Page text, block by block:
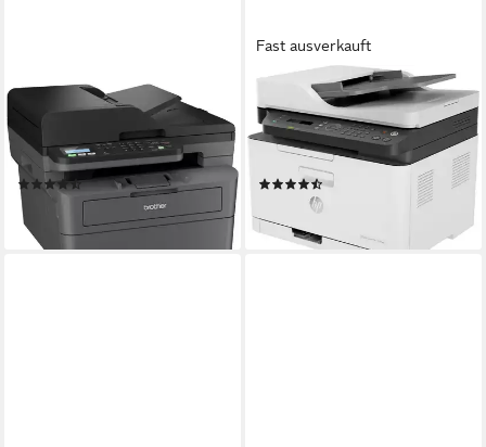
BROTHER
MFC-L2827DW
Multifunktionsgerät für Büros.
Multifunktionsdrucker
(6)
ab 312,90 €
leider ausverkauft
Fast ausverkauft
Color Laser MFP 179fwg
Farblaserdrucker, (WLAN (Wi-
Fi), LAN (Ethernet)
(108)
338,83 €
lieferbar - in 1-2 Werktagen bei dir